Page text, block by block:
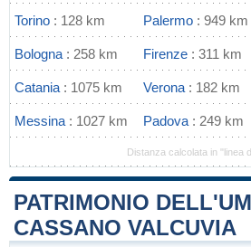
Torino : 128 km Palermo : 949 km
Bologna : 258 km Firenze : 311 km
Catania : 1075 km Verona : 182 km
Messina : 1027 km Padova : 249 km
Distanza calcolata in "linea
PATRIMONIO
CASSANO VALCUVIA